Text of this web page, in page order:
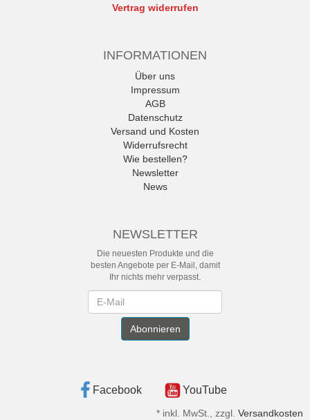
Vertrag widerrufen
INFORMATIONEN
Über uns
Impressum
AGB
Datenschutz
Versand und Kosten
Widerrufsrecht
Wie bestellen?
Newsletter
News
NEWSLETTER
Die neuesten Produkte und die
besten Angebote per E-Mail, damit
Ihr nichts mehr verpasst.
Abonnieren
Facebook YouTube
* inkl. MwSt., zzgl. Versandkosten